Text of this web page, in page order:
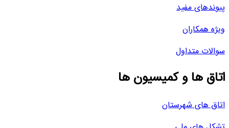
پیوندهای مفید
ویژه همکاران
سوالات متداول
اتاق ها و کمیسیون ها
اتاق های شهرستان